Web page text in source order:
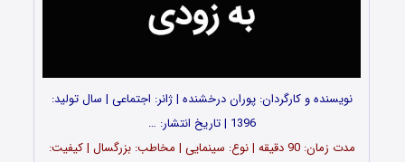
نویسنده و کارگردان: پوران درخشنده | ژانر: اجتماعی | سال تولید:
1396 | تاریخ انتشار: …
مدت زمان: 90 دقیقه | نوع: سینمایی | مخاطب: بزرگسال | کیفیت: